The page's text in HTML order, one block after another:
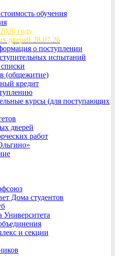
обучения
году
дверей 28.07.26
о поступлении
испытаний
(общежитие)
кредит
курсы (для поступающих
дверей
работ
Дома студентов
Университета
и секции